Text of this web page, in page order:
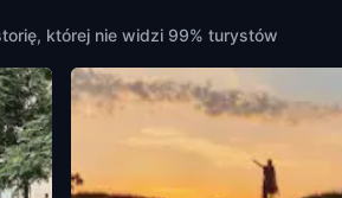
której nie widzi 99% turystów